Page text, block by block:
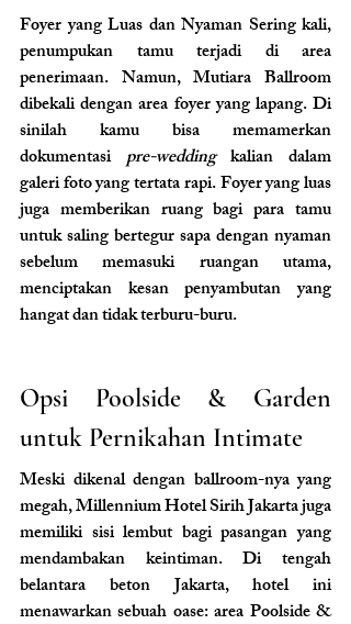
Foyer yang Luas dan Nyaman Sering kali,
penumpukan tamu terjadi di area
penerimaan. Namun, Mutiara Ballroom
dibekali dengan area foyer yang lapang. Di
sinilah kamu bisa memamerkan
dokumentasi pre-wedding kalian dalam
galeri foto yang tertata rapi. Foyer yang luas
juga memberikan ruang bagi para tamu
untuk saling bertegur sapa dengan nyaman
sebelum memasuki ruangan utama,
menciptakan kesan penyambutan yang
hangat dan tidak terburu-buru.
Opsi Poolside & Garden
untuk Pernikahan Intimate
Meski dikenal dengan ballroom-nya yang
megah, Millennium Hotel Sirih Jakarta juga
memiliki sisi lembut bagi pasangan yang
mendambakan keintiman. Di tengah
belantara beton Jakarta, hotel ini
menawarkan sebuah oase: area Poolside &